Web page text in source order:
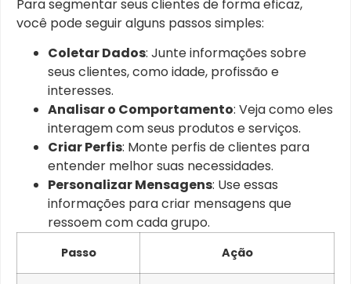
Para segmentar seus clientes de forma eficaz,
você pode seguir alguns passos simples:
Coletar Dados: Junte informações sobre
seus clientes, como idade, profissão e
interesses.
Analisar o Comportamento: Veja como eles
interagem com seus produtos e serviços.
Criar Perfis: Monte perfis de clientes para
entender melhor suas necessidades.
Personalizar Mensagens: Use essas
informações para criar mensagens que
ressoem com cada grupo.
Passo Ação